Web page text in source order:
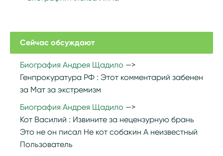
Сейчас обсуждают
Биография Андрея Щадило
Генпрокуратура РФ : Этот комментарий забенен
за Мат за экстремизм
Биография Андрея Щадило
Кот Василий : Извините за нецензурную брань
Это не он писал Не кот собакин А неизвестный
Пользователь